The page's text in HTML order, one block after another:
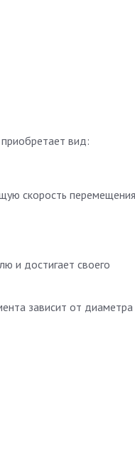
вид:
скорость перемещения
и достигает своего
зависит от диаметра